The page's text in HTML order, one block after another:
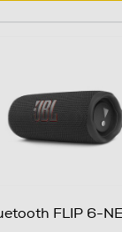
FLIP 6-